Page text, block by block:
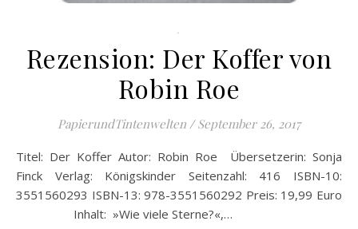
.
Rezension: Der Koffer von
Robin Roe
PapierundTintenwelten / September 26, 2017
Titel: Der Koffer Autor: Robin Roe Übersetzerin: Sonja
Finck Verlag: Königskinder Seitenzahl: 416 ISBN-10:
3551560293 ISBN-13: 978-3551560292 Preis: 19,99 Euro
Inhalt: »Wie viele Sterne?«,…